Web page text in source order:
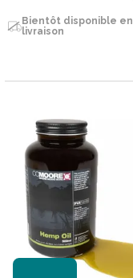
Bientôt disponible en
livraison